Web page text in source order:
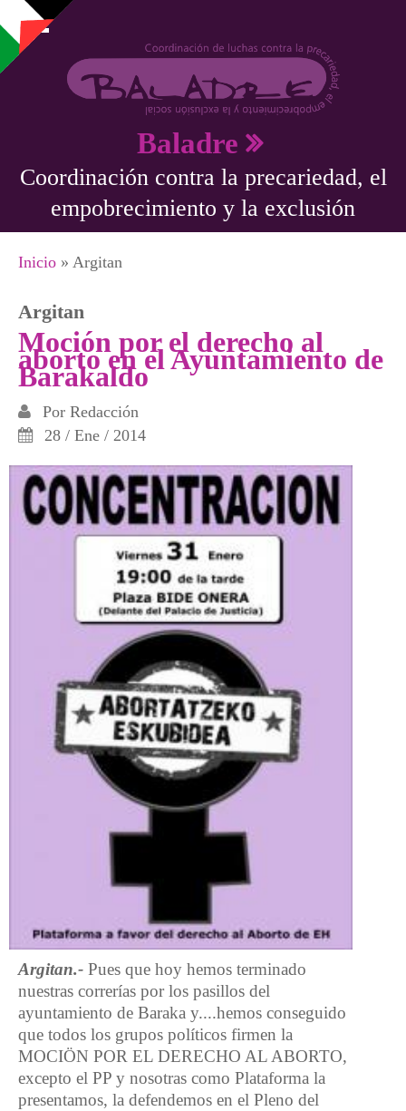
Pasar al contenido principal
Baladre
Coordinación contra la precariedad, el
empobrecimiento y la exclusión
Se encuentra usted aquí
Inicio » Argitan
Argitan
Moción por el derecho al
aborto en el Ayuntamiento de
Barakaldo
Por Redacción
28 / Ene / 2014
Argitan.- Pues que hoy hemos terminado
nuestras correrías por los pasillos del
ayuntamiento de Baraka y....hemos conseguido
que todos los grupos políticos firmen la
MOCIÖN POR EL DERECHO AL ABORTO,
excepto el PP y nosotras como Plataforma la
presentamos, la defendemos en el Pleno del